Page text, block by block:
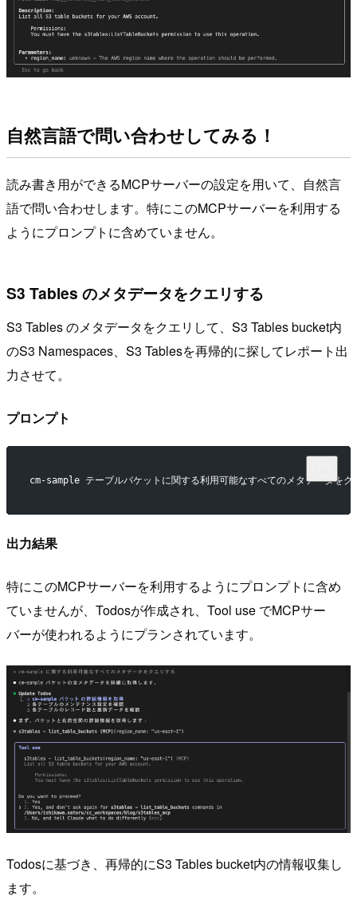
自然言語で問い合わせしてみる！
読み書き用ができるMCPサーバーの設定を用いて、自然言
語で問い合わせします。特にこのMCPサーバーを利用する
ようにプロンプトに含めていません。
S3 Tables のメタデータをクエリする
S3 Tables のメタデータをクエリして、S3 Tables bucket内
のS3 Namespaces、S3 Tablesを再帰的に探してレポート出
力させて。
プロンプト
cm-sample テーブルバケットに関する利用可能なすべてのメタデータをク
出力結果
特にこのMCPサーバーを利用するようにプロンプトに含め
ていませんが、Todosが作成され、Tool use でMCPサー
バーが使われるようにプランされています。
Todosに基づき、再帰的にS3 Tables bucket内の情報収集し
ます。